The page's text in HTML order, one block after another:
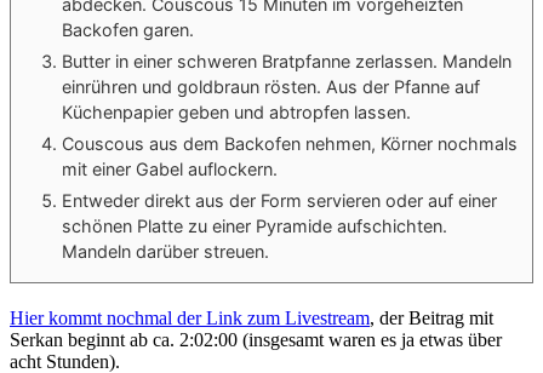
Backofen garen.
Butter in einer schweren Bratpfanne zerlassen. Mandeln
einrühren und goldbraun rösten. Aus der Pfanne auf
Küchenpapier geben und abtropfen lassen.
Couscous aus dem Backofen nehmen, Körner nochmals
mit einer Gabel auflockern.
Entweder direkt aus der Form servieren oder auf einer
schönen Platte zu einer Pyramide aufschichten.
Mandeln darüber streuen.
Hier kommt nochmal der Link zum Livestream, der Beitrag mit
Serkan beginnt ab ca. 2:02:00 (insgesamt waren es ja etwas über
acht Stunden).